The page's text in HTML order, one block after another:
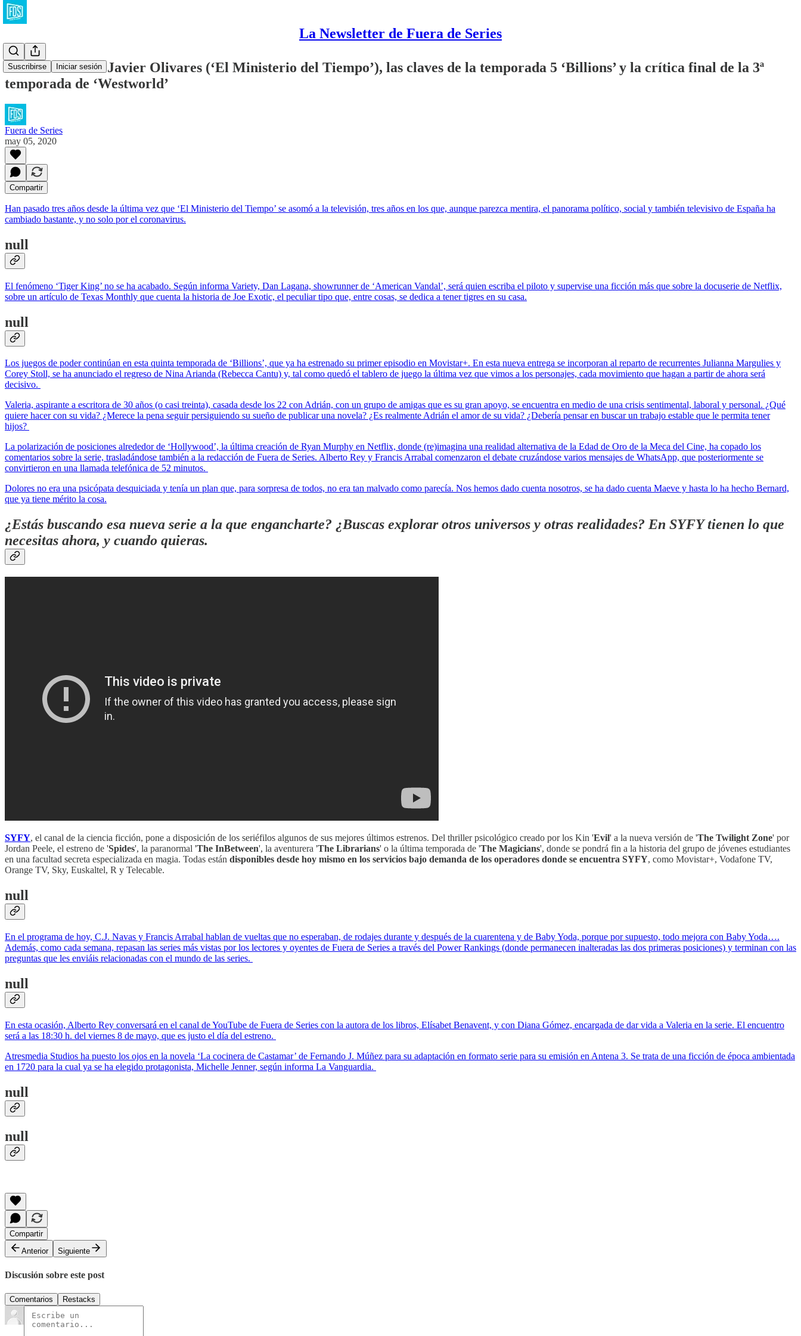
La Newsletter de Fuera de Series
Suscribirse Iniciar sesión
Entrevistamos a Javier Olivares (‘El Ministerio del Tiempo’), las claves de la temporada 5 ‘Billions’ y la crítica final de la 3ª
temporada de ‘Westworld’
Fuera de Series
may 05, 2020
Compartir
Han pasado tres años desde la última vez que ‘El Ministerio del Tiempo’ se asomó a la televisión, tres años en los que, aunque parezca mentira, el panorama político, social y también televisivo de España ha
cambiado bastante, y no solo por el coronavirus.
null
El fenómeno ‘Tiger King’ no se ha acabado. Según informa Variety, Dan Lagana, showrunner de ‘American Vandal’, será quien escriba el piloto y supervise una ficción más que sobre la docuserie de Netflix,
sobre un artículo de Texas Monthly que cuenta la historia de Joe Exotic, el peculiar tipo que, entre cosas, se dedica a tener tigres en su casa.
null
Los juegos de poder continúan en esta quinta temporada de ‘Billions’, que ya ha estrenado su primer episodio en Movistar+. En esta nueva entrega se incorporan al reparto de recurrentes Julianna Margulies y
Corey Stoll, se ha anunciado el regreso de Nina Arianda (Rebecca Cantu) y, tal como quedó el tablero de juego la última vez que vimos a los personajes, cada movimiento que hagan a partir de ahora será
decisivo.
Valeria, aspirante a escritora de 30 años (o casi treinta), casada desde los 22 con Adrián, con un grupo de amigas que es su gran apoyo, se encuentra en medio de una crisis sentimental, laboral y personal. ¿Qué
quiere hacer con su vida? ¿Merece la pena seguir persiguiendo su sueño de publicar una novela? ¿Es realmente Adrián el amor de su vida? ¿Debería pensar en buscar un trabajo estable que le permita tener
hijos?
La polarización de posiciones alrededor de ‘Hollywood’, la última creación de Ryan Murphy en Netflix, donde (re)imagina una realidad alternativa de la Edad de Oro de la Meca del Cine, ha copado los
comentarios sobre la serie, trasladándose también a la redacción de Fuera de Series. Alberto Rey y Francis Arrabal comenzaron el debate cruzándose varios mensajes de WhatsApp, que posteriormente se
convirtieron en una llamada telefónica de 52 minutos.
Dolores no era una psicópata desquiciada y tenía un plan que, para sorpresa de todos, no era tan malvado como parecía. Nos hemos dado cuenta nosotros, se ha dado cuenta Maeve y hasta lo ha hecho Bernard,
que ya tiene mérito la cosa.
¿Estás buscando esa nueva serie a la que engancharte? ¿Buscas explorar otros universos y otras realidades? En SYFY tienen lo que
necesitas ahora, y cuando quieras.
SYFY, el canal de la ciencia ficción, pone a disposición de los seriéfilos algunos de sus mejores últimos estrenos. Del thriller psicológico creado por los Kin 'Evil' a la nueva versión de 'The Twilight Zone' por
Jordan Peele, el estreno de 'Spides', la paranormal 'The InBetween', la aventurera 'The Librarians' o la última temporada de 'The Magicians', donde se pondrá fin a la historia del grupo de jóvenes estudiantes
en una facultad secreta especializada en magia. Todas están disponibles desde hoy mismo en los servicios bajo demanda de los operadores donde se encuentra SYFY, como Movistar+, Vodafone TV,
Orange TV, Sky, Euskaltel, R y Telecable.
null
En el programa de hoy, C.J. Navas y Francis Arrabal hablan de vueltas que no esperaban, de rodajes durante y después de la cuarentena y de Baby Yoda, porque por supuesto, todo mejora con Baby Yoda….
Además, como cada semana, repasan las series más vistas por los lectores y oyentes de Fuera de Series a través del Power Rankings (donde permanecen inalteradas las dos primeras posiciones) y terminan con las
preguntas que les enviáis relacionadas con el mundo de las series.
null
En esta ocasión, Alberto Rey conversará en el canal de YouTube de Fuera de Series con la autora de los libros, Elísabet Benavent, y con Diana Gómez, encargada de dar vida a Valeria en la serie. El encuentro
será a las 18:30 h. del viernes 8 de mayo, que es justo el día del estreno.
Atresmedia Studios ha puesto los ojos en la novela ‘La cocinera de Castamar’ de Fernando J. Múñez para su adaptación en formato serie para su emisión en Antena 3. Se trata de una ficción de época ambientada
en 1720 para la cual ya se ha elegido protagonista, Michelle Jenner, según informa La Vanguardia.
null
null
Compartir
Anterior
Siguiente
Discusión sobre este post
Comentarios Restacks